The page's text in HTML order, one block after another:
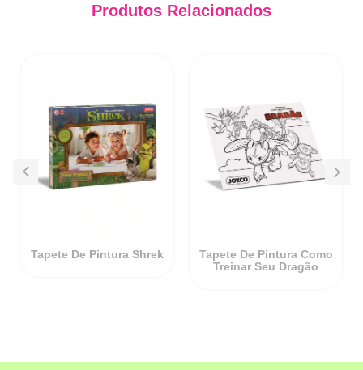
Produtos Relacionados
Tapete De Pintura Shrek
Tapete De Pintura Como
Treinar Seu Dragão